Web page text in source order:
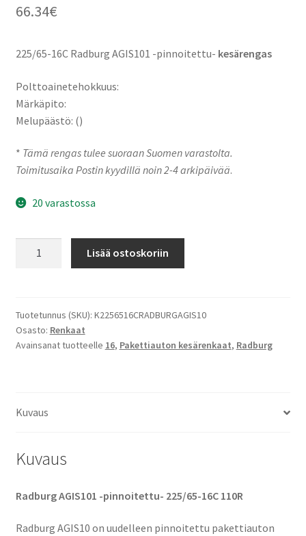
66.34€
225/65-16C Radburg AGIS101 -pinnoitettu- kesärengas
Polttoainetehokkuus:
Märkäpito:
Melupäästö: ()
* Tämä rengas tulee suoraan Suomen varastolta.
Toimitusaika Postin kyydillä noin 2-4 arkipäivää.
20 varastossa
AGIS101
-
pinnoitettu-
Lisää ostoskoriin
Tuotetunnus (SKU): K2256516CRADBURGAGIS10
Osasto: Renkaat
Avainsanat tuotteelle 16, Pakettiauton kesärenkaat, Radburg
Kuvaus
Kuvaus
Radburg AGIS101 -pinnoitettu- 225/65-16C 110R
Radburg AGIS10 on uudelleen pinnoitettu pakettiauton